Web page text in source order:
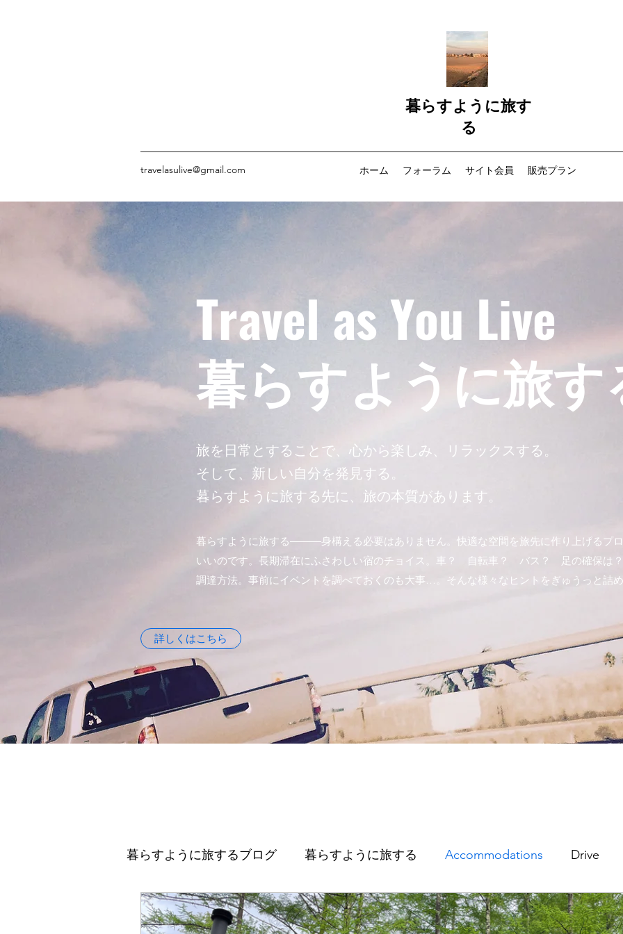
暮らすように旅す
る
travelasulive@gmail.com ホーム フォーラム サイト会員 販売プラン
​Travel as You Live
暮らすように旅す
旅を日常とすることで、心から楽しみ、リラックスする。
そして、新しい自分を発見する。
暮らすように旅する先に、旅の本質があります。
暮らすように旅する―――身構える必要はありません。快適な空間を旅先に作り上げるプ
いいのです。長期滞在にふさわしい宿のチョイス。車？ 自転車？ バス？ 足の確保は
調達方法。事前にイベントを調べておくのも大事…。そんな様々なヒントをぎゅうっと詰
詳しくはこちら
暮らすように旅するブログ 暮らすように旅する Accommodations Drive